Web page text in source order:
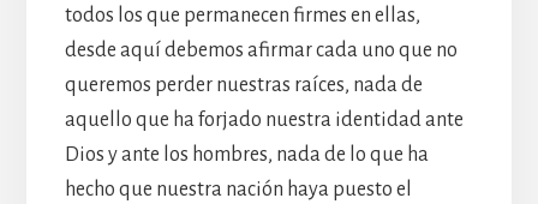
todos los que permanecen firmes en ellas,
desde aquí debemos afirmar cada uno que no
queremos perder nuestras raíces, nada de
aquello que ha forjado nuestra identidad ante
Dios y ante los hombres, nada de lo que ha
hecho que nuestra nación haya puesto el